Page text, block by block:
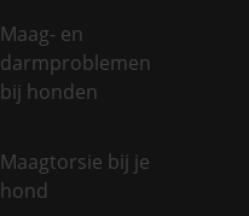
Maag- en
darmproblemen
bij honden
Maagtorsie bij je
hond